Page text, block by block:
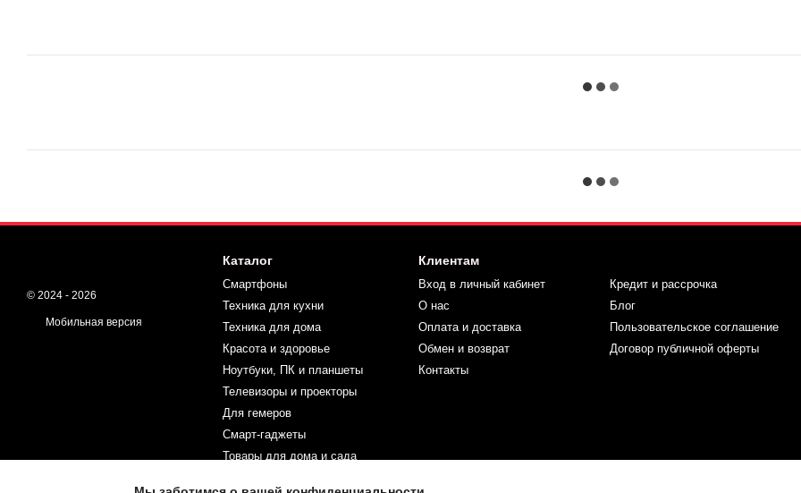
© 2024 - 2026
Мобильная версия
Каталог
Смартфоны
Техника для кухни
Техника для дома
Красота и здоровье
Ноутбуки, ПК и планшеты
Телевизоры и проекторы
Для гемеров
Смарт-гаджеты
Товары для дома и сада
Клиентам
Вход в личный кабинет
О нас
Оплата и доставка
Обмен и возврат
Контакты
Кредит и рассрочка
Блог
Пользовательское соглашение
Договор публичной оферты